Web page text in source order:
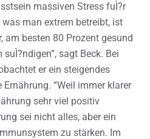
massiven Stress fuÌ?r
man extrem betreibt, ist
am besten 80 Prozent gesund
sagt Beck. Bei
er ein steigendes
“Weil immer klarer
sehr viel positiv
sei nicht alles, aber ein
zu stärken. Im